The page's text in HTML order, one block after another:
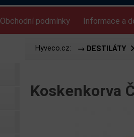
Obchodní podmínky Informace a
Hyveco.cz: → DESTILÁTY
Koskenkorva